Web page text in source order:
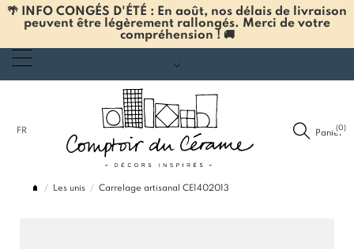
🌴 INFO CONGÉS D'ÉTÉ : En août, nos délais de livraison
peuvent être légèrement rallongés. Merci de votre
compréhension ! 🚚
FR Panier
(0)
Les unis Carrelage artisanal CE1402013